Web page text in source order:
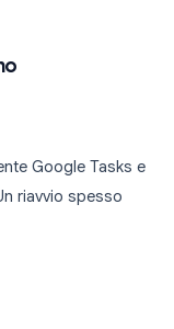
Google Tasks e
riavvio spesso